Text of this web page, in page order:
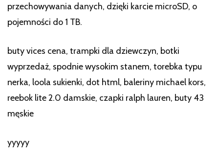
przechowywania danych, dzięki karcie microSD, o
pojemności do 1 TB.
buty vices cena, trampki dla dziewczyn, botki
wyprzedaż, spodnie wysokim stanem, torebka typu
nerka, loola sukienki, dot html, baleriny michael kors,
reebok lite 2.0 damskie, czapki ralph lauren, buty 43
męskie
yyyyy